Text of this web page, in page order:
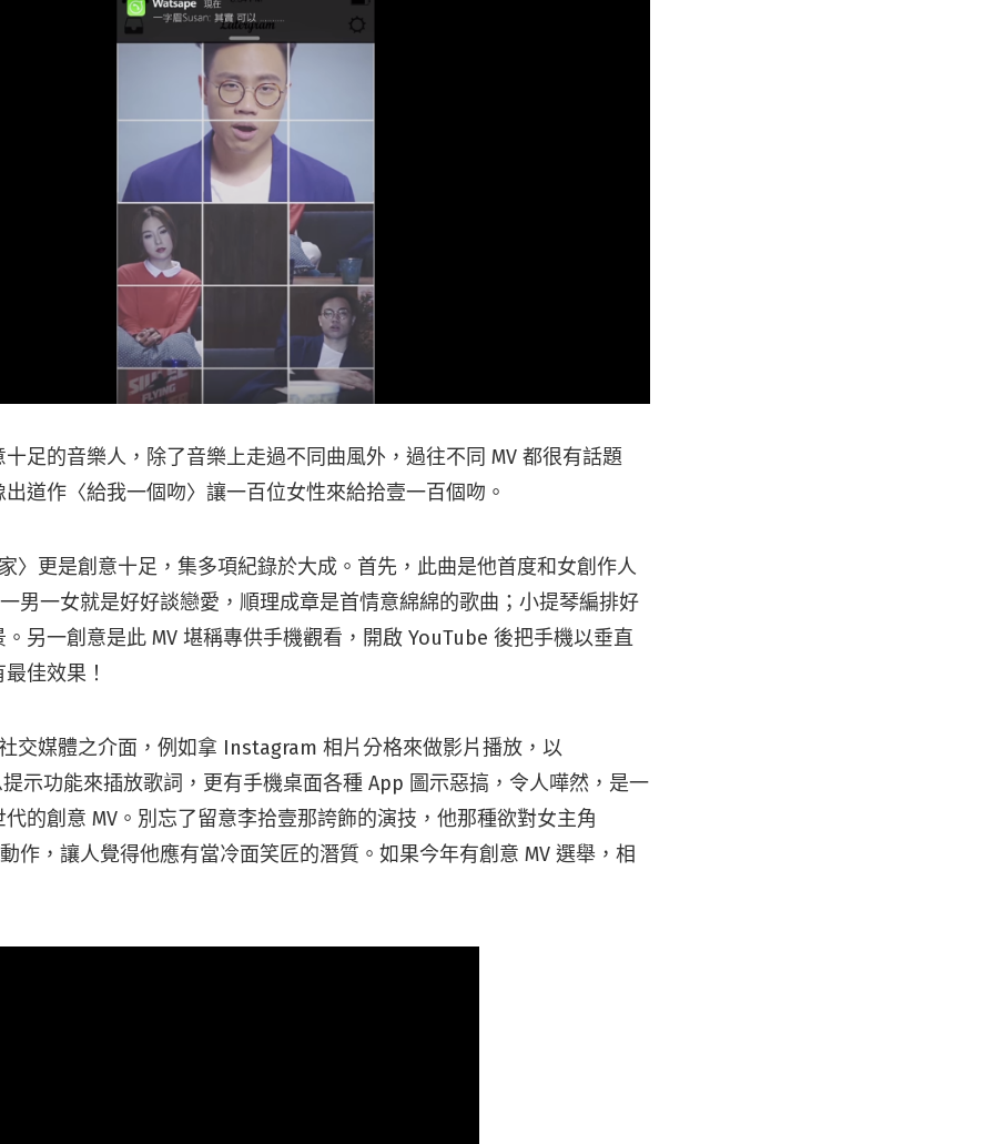
足的音樂人，除了音樂上走過不同曲風外，過往不同 MV 都很有話題
道作〈給我一個吻〉讓一百位女性來給拾壹一百個吻。
〉更是創意十足，集多項紀錄於大成。首先，此曲是他首度和女創作人
男一女就是好好談戀愛，順理成章是首情意綿綿的歌曲；小提琴編排好
另一創意是此 MV 堪稱專供手機觀看，開啟 YouTube 後把手機以垂直
佳效果！
交媒體之介面，例如拿 Instagram 相片分格來做影片播放，以
示功能來插放歌詞，更有手機桌面各種 App 圖示惡搞，令人嘩然，是一
的創意 MV。別忘了留意李拾壹那誇飾的演技，他那種欲對女主角
作，讓人覺得他應有當冷面笑匠的潛質。如果今年有創意 MV 選舉，相